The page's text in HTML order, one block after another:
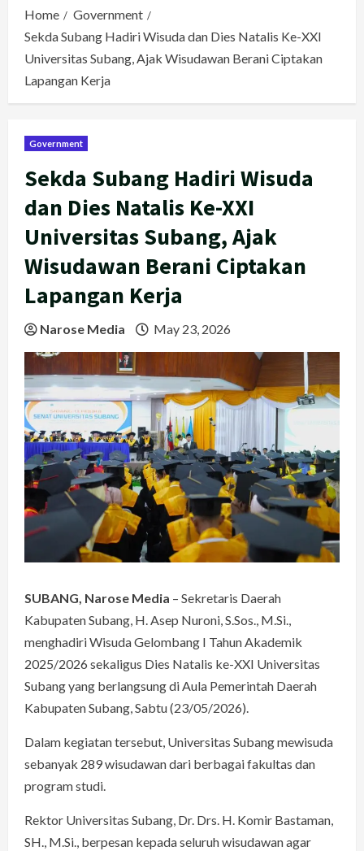
Home
Government
Sekda Subang Hadiri Wisuda dan Dies Natalis Ke-XXI
Universitas Subang, Ajak Wisudawan Berani Ciptakan
Lapangan Kerja
Government
Sekda Subang Hadiri Wisuda
dan Dies Natalis Ke-XXI
Universitas Subang, Ajak
Wisudawan Berani Ciptakan
Lapangan Kerja
Narose Media May 23, 2026
SUBANG, Narose Media – Sekretaris Daerah
Kabupaten Subang, H. Asep Nuroni, S.Sos., M.Si.,
menghadiri Wisuda Gelombang I Tahun Akademik
2025/2026 sekaligus Dies Natalis ke-XXI Universitas
Subang yang berlangsung di Aula Pemerintah Daerah
Kabupaten Subang, Sabtu (23/05/2026).
Dalam kegiatan tersebut, Universitas Subang mewisuda
sebanyak 289 wisudawan dari berbagai fakultas dan
program studi.
Rektor Universitas Subang, Dr. Drs. H. Komir Bastaman,
SH., M.Si., berpesan kepada seluruh wisudawan agar